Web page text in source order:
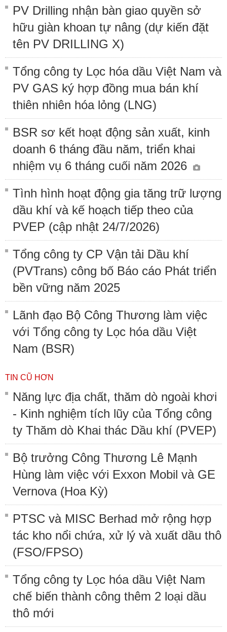
PV Drilling nhận bàn giao quyền sở
hữu giàn khoan tự nâng (dự kiến đặt
tên PV DRILLING X)
Tổng công ty Lọc hóa dầu Việt Nam và
PV GAS ký hợp đồng mua bán khí
thiên nhiên hóa lỏng (LNG)
BSR sơ kết hoạt động sản xuất, kinh
doanh 6 tháng đầu năm, triển khai
nhiệm vụ 6 tháng cuối năm 2026
Tình hình hoạt động gia tăng trữ lượng
dầu khí và kế hoạch tiếp theo của
PVEP (cập nhật 24/7/2026)
Tổng công ty CP Vận tải Dầu khí
(PVTrans) công bố Báo cáo Phát triển
bền vững năm 2025
Lãnh đạo Bộ Công Thương làm việc
với Tổng công ty Lọc hóa dầu Việt
Nam (BSR)
TIN CŨ HƠN
Năng lực địa chất, thăm dò ngoài khơi
- Kinh nghiệm tích lũy của Tổng công
ty Thăm dò Khai thác Dầu khí (PVEP)
Bộ trưởng Công Thương Lê Mạnh
Hùng làm việc với Exxon Mobil và GE
Vernova (Hoa Kỳ)
PTSC và MISC Berhad mở rộng hợp
tác kho nổi chứa, xử lý và xuất dầu thô
(FSO/FPSO)
Tổng công ty Lọc hóa dầu Việt Nam
chế biến thành công thêm 2 loại dầu
thô mới